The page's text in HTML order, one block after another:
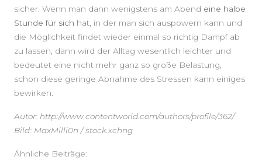
sicher. Wenn man dann wenigstens am Abend eine halbe
Stunde für sich hat, in der man sich auspowern kann und
die Möglichkeit findet wieder einmal so richtig Dampf ab
zu lassen, dann wird der Alltag wesentlich leichter und
bedeutet eine nicht mehr ganz so große Belastung,
schon diese geringe Abnahme des Stressen kann einiges
bewirken.
Autor: http://www.contentworld.com/authors/profile/362/
Bild: MaxMilli0n / stock.xchng
Ähnliche Beiträge: